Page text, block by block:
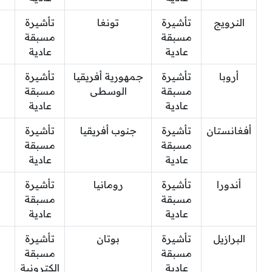
النرويج
تأشيرة
مسبقة
عادية
تونغا
تأشيرة
مسبقة
عادية
أروبا
تأشيرة
مسبقة
عادية
جمهورية أفريقيا
الوسطى
تأشيرة
مسبقة
عادية
أفغانستان
تأشيرة
مسبقة
عادية
جنوب أفريقيا
تأشيرة
مسبقة
عادية
أندورا
تأشيرة
مسبقة
عادية
رومانيا
تأشيرة
مسبقة
عادية
البرازيل
تأشيرة
مسبقة
عادية
بوتان
تأشيرة
مسبقة
إلكترونية